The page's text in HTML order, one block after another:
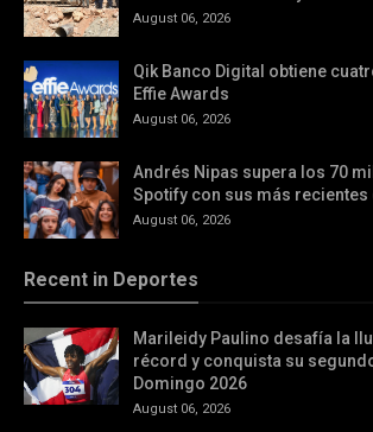
August 06, 2026
Qik Banco Digital obtiene
Effie Awards
August 06, 2026
Andrés Nipas supera los 70
Spotify con sus más recientes
August 06, 2026
Recent in Deportes
Marileidy Paulino desafía la
récord y conquista su
Domingo 2026
August 06, 2026